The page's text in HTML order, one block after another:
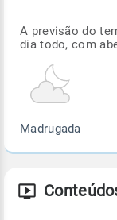
A previsão do
dia todo, com
Madrugada